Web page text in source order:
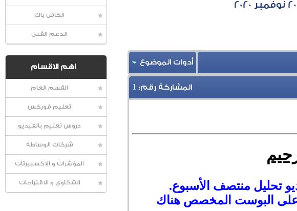
الكاش باك
الدعم الفنى
اهم الاقسام
القسم العام
تعليم فوركس
دروس تعليم بالفيديو
شركات الوساطة
المؤشرات و الاكسبيرتات
الشكاوى و الاقتراحات
أدوات الموضوع
المشاركة رقم: 1
تحليل منتصف الأسبوع.
على البوست المخصص هناك